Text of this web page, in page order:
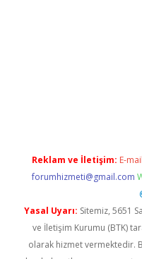
Reklam ve İletişim: E-
forumhizmeti@gmail.com
Yasal Uyarı: Sitemiz, 5651
ve İletişim Kurumu (BTK)
olarak hizmet vermektedir.